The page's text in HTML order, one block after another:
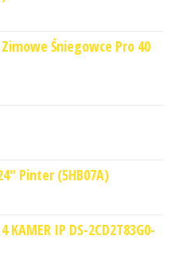
Śniegowce Pro 40
Pinter (5HB07A)
KAMER IP DS-2CD2T83G0-